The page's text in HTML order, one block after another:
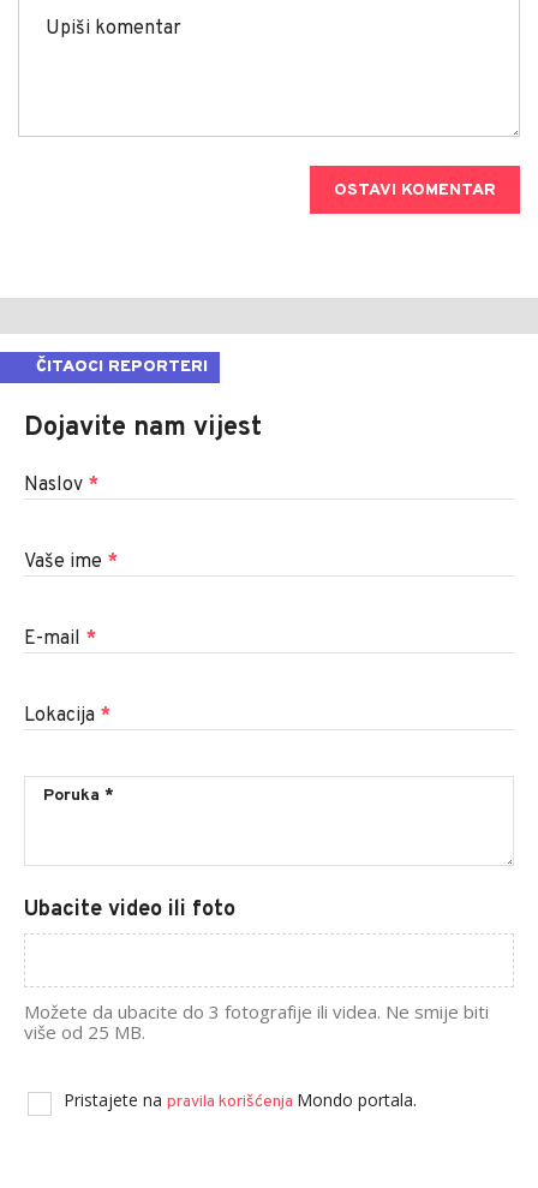
OSTAVI KOMENTAR
ČITAOCI REPORTERI
Dojavite nam vijest
Naslov *
Vaše ime *
E-mail *
Lokacija *
Ubacite video ili foto
Možete da ubacite do 3 fotografije ili videa. Ne smije biti
više od 25 MB.
Pristajete na pravila korišćenja Mondo portala.